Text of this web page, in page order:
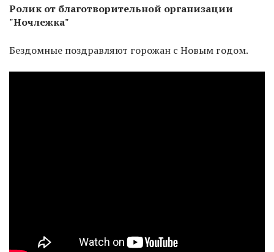
Ролик от благотворительной организации
"Ночлежка"
Бездомные поздравляют горожан с Новым годом.